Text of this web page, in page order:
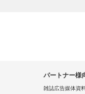
パートナー様
雑誌広告媒体資